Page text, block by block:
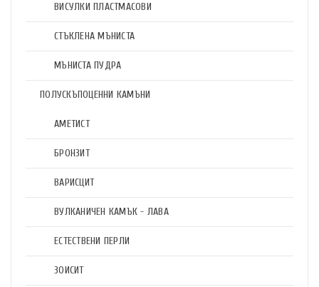
ВИСУЛКИ ПЛАСТМАСОВИ
СТЪКЛЕНА МЪНИСТА
МЪНИСТА ПУДРА
ПОЛУСКЪПОЦЕННИ КАМЪНИ
АМЕТИСТ
БРОНЗИТ
ВАРИСЦИТ
ВУЛКАНИЧЕН КАМЪК - ЛАВА
ЕСТЕСТВЕНИ ПЕРЛИ
ЗОИСИТ